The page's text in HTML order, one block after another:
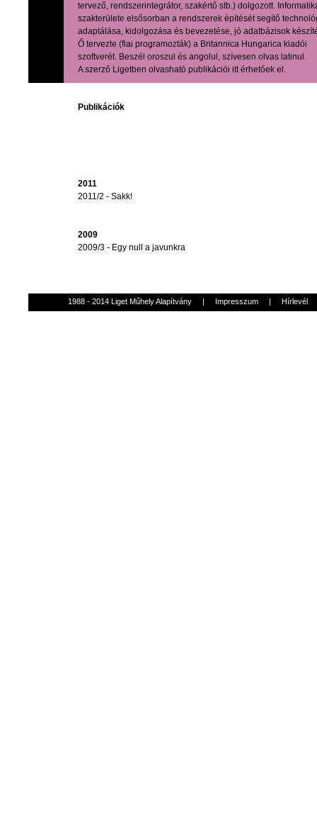
tervező, rendszerintegrátor, szakértő stb.) dolgozott.
szakterülete elsősorban a rendszerek építését segítő
adaptálása, kidolgozása és bevezetése, jó adatbázisok
Ő tervezte (fiai programozták) a Britannica Hungarica kiadói
szoftverét. Beszél oroszul és angolul, szívesen olvas latinul.
A szerző Ligetben olvasható publikációi itt érhetőek el.
Publikációk
2011
2011/2 - Sakk!
2009
2009/3 - Egy null a javunkra
1988 - 2014 Liget Műhely Alapítvány | Impresszum | Hírlevél